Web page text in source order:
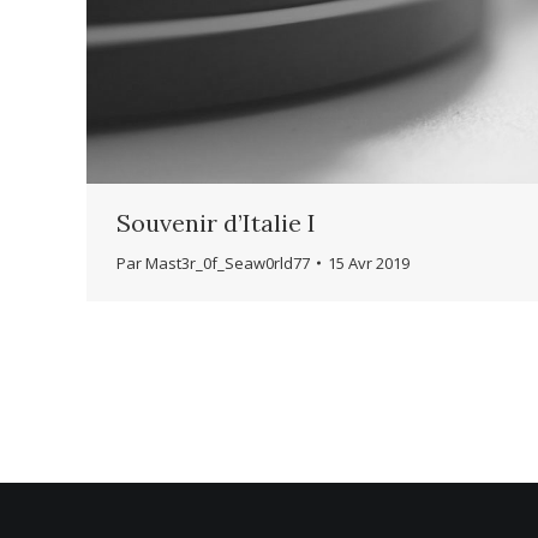
Souvenir d’Italie I
ParMast3r_0f_Seaw0rld77 15 Avr 2019